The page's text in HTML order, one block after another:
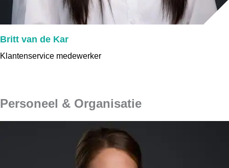
Britt van de Kar
Klantenservice medewerker
Personeel & Organisatie